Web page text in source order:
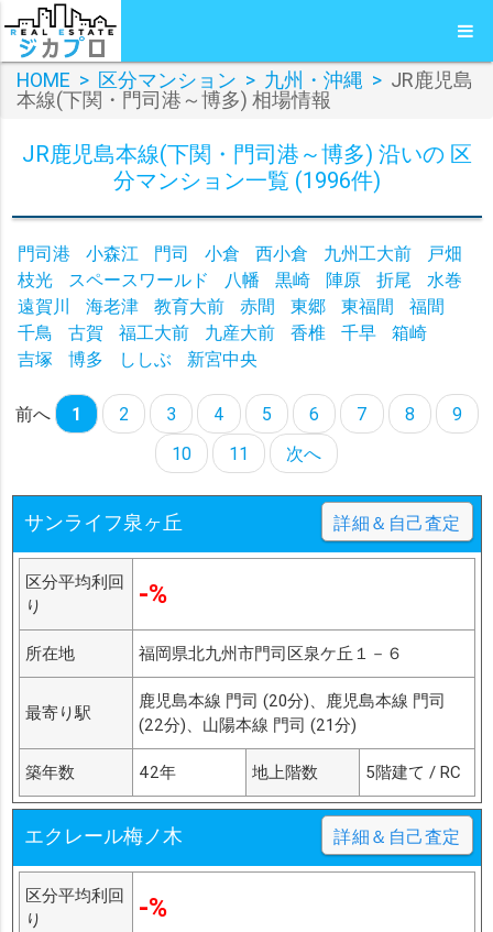
HOME > 区分マンション > 九州・沖縄 > JR鹿児島
本線(下関・門司港～博多) 相場情報
JR鹿児島本線(下関・門司港～博多) 沿いの 区
分マンション一覧 (1996件)
門司港 小森江 門司 小倉 西小倉 九州工大前
戸畑
枝光
スペースワールド 八幡 黒崎 陣原 折尾
水巻
遠賀川
海老津 教育大前 赤間 東郷 東福間
福間
千鳥
古賀 福工大前 九産大前 香椎 千早
箱崎
吉塚
博多 ししぶ 新宮中央
前へ 1 2 3 4 5 6 7 8
9
10
11 次へ
サンライフ泉ヶ丘 詳細＆自己査定
区分平均利回
り
-%
所在地 福岡県北九州市門司区泉ケ丘１－６
最寄り駅
鹿児島本線 門司 (20分)、鹿児島本線 門司
(22分)、山陽本線 門司 (21分)
築年数 42年 地上階数 5階建て / RC
エクレール梅ノ木 詳細＆自己査定
区分平均利回
り
-%